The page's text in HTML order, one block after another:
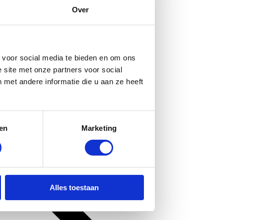
Over
social media te bieden en om ons
site met onze partners voor social
andere informatie die u aan ze heeft
Marketing
Alles toestaan